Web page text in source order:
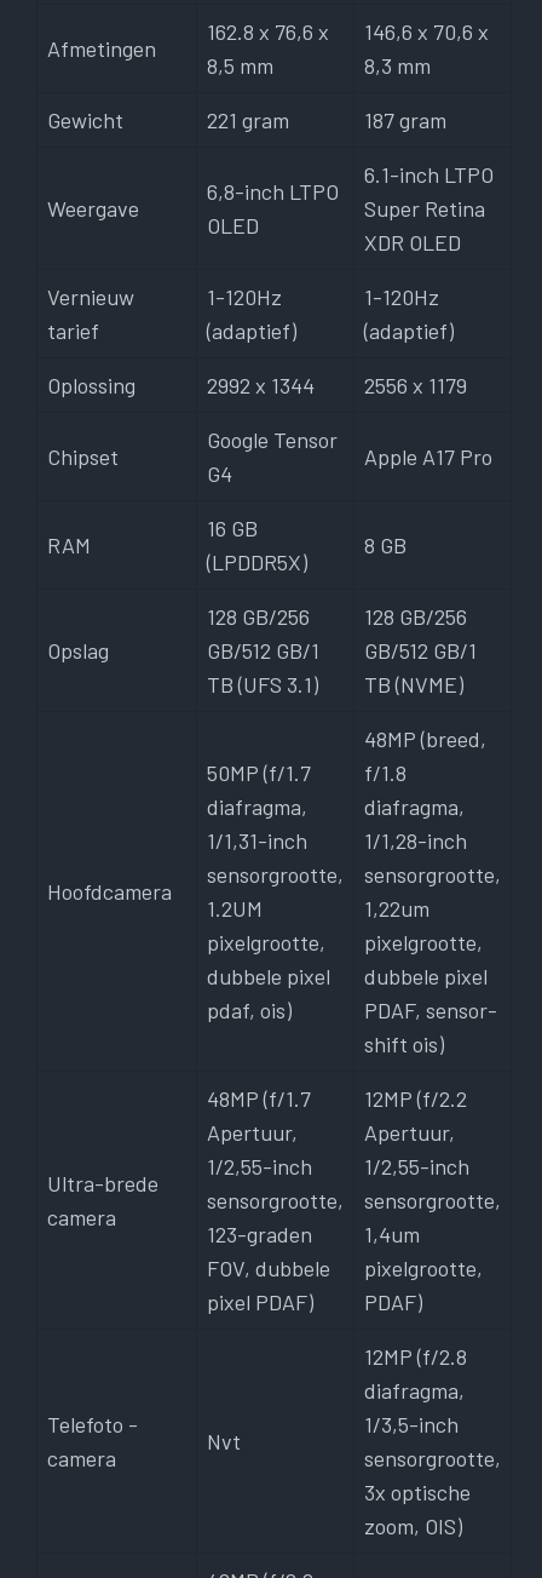
Afmetingen
162.8 x 76,6 x
8,5 mm
146,6 x 70,6 x
8,3 mm
Gewicht 221 gram 187 gram
Weergave
6,8-inch LTPO
OLED
6.1-inch LTPO
Super Retina
XDR OLED
Vernieuw
tarief
1-120Hz
(adaptief)
1-120Hz
(adaptief)
Oplossing 2992 x 1344 2556 x 1179
Chipset
Google Tensor
G4
Apple A17 Pro
RAM
16 GB
(LPDDR5X)
8 GB
Opslag
128 GB/256
GB/512 GB/1
TB (UFS 3.1)
128 GB/256
GB/512 GB/1
TB (NVME)
Hoofdcamera
50MP (f/1.7
diafragma,
1/1,31-inch
sensorgrootte,
1.2UM
pixelgrootte,
dubbele pixel
pdaf, ois)
48MP (breed,
f/1.8
diafragma,
1/1,28-inch
sensorgrootte,
1,22um
pixelgrootte,
dubbele pixel
PDAF, sensor-
shift ois)
Ultra-brede
camera
48MP (f/1.7
Apertuur,
1/2,55-inch
sensorgrootte,
123-graden
FOV, dubbele
pixel PDAF)
12MP (f/2.2
Apertuur,
1/2,55-inch
sensorgrootte,
1,4um
pixelgrootte,
PDAF)
Telefoto -
camera
Nvt
12MP (f/2.8
diafragma,
1/3,5-inch
sensorgrootte,
3x optische
zoom, OIS)